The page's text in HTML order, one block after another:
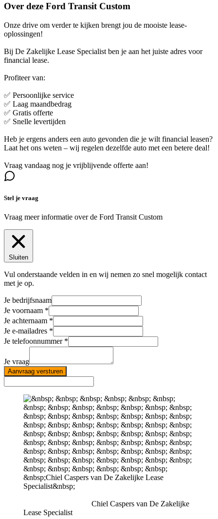
Over deze Ford Transit Custom
Onze drive om verder te kijken brengt jou de mooiste lease-
oplossingen!
Bij De Zakelijke Lease Specialist ben je aan het juiste adres voor
financial lease.
Profiteer van:
✅ Persoonlijke service
✅ Laag maandbedrag
✅ Gratis offerte
✅ Snelle levertijden
Heb je ergens anders een auto gevonden die je wilt financial leasen?
Laat het ons weten – wij regelen dezelfde auto met een betere deal!
Vraag vandaag nog je vrijblijvende offerte aan!
Stel je vraag
Vraag meer informatie over de Ford Transit Custom
Sluiten
Vul onderstaande velden in en wij nemen zo snel mogelijk contact
met je op.
Je bedrijfsnaam
Je voornaam
Je achternaam
Je e-mailadres
Je telefoonnummer
Je vraag
Aanvraag versturen
Chiel Caspers van De Zakelijke
Lease Specialist